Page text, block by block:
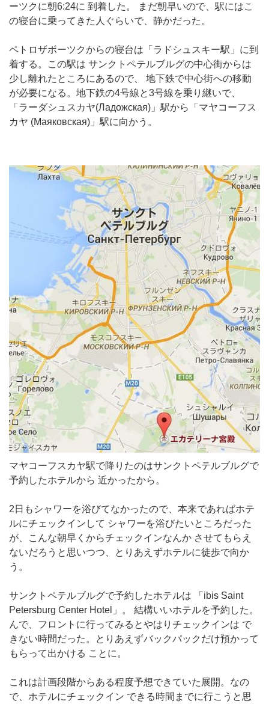
ーツクに朝6:24に 到着した。 まだ朝早いので、駅にはこ
の寝台に乗ってきた人ぐらいで、静かだった。
ペトロザボーツクからの寝台は「ラドシュスキー駅」に到
着する。この駅は サンクトペテルブルグの中心街からは
少し離れたところにあるので、 地下鉄で中心街への移動
が必要になる。地下鉄の4号線と3号線を乗り継いで、
「ラーダシュスカヤ(Лaдожская)」駅から「マヤコーフス
カヤ (Маяковская)」駅に向かう。
マヤコーフスカヤ駅で降りたのはサンクトペテルブルグで
予約したホテルから 近かったから。
2日もシャワーを浴びてなかったので、本来であればホテ
ルにチェックインして シャワーを浴びたいところだった
が、こんな朝早くからチェックインなんか させてもらえ
ないだろうと思いつつ、とりあえずホテルに徒歩で向か
う。
サンクトペテルブルグで予約したホテルは 「ibis Saint
Petersburg Center Hotel」。 結構いいホテルを予約した。
んで、フロントに行ってみるとやはりチェックインは で
きない時間だった。とりあえずバックパックだけ預かって
もらって出かける ことに。
これは計画段階からある程度予想できていた展開。なの
で、ホテルにチェックイン できる時間までに行こうと思